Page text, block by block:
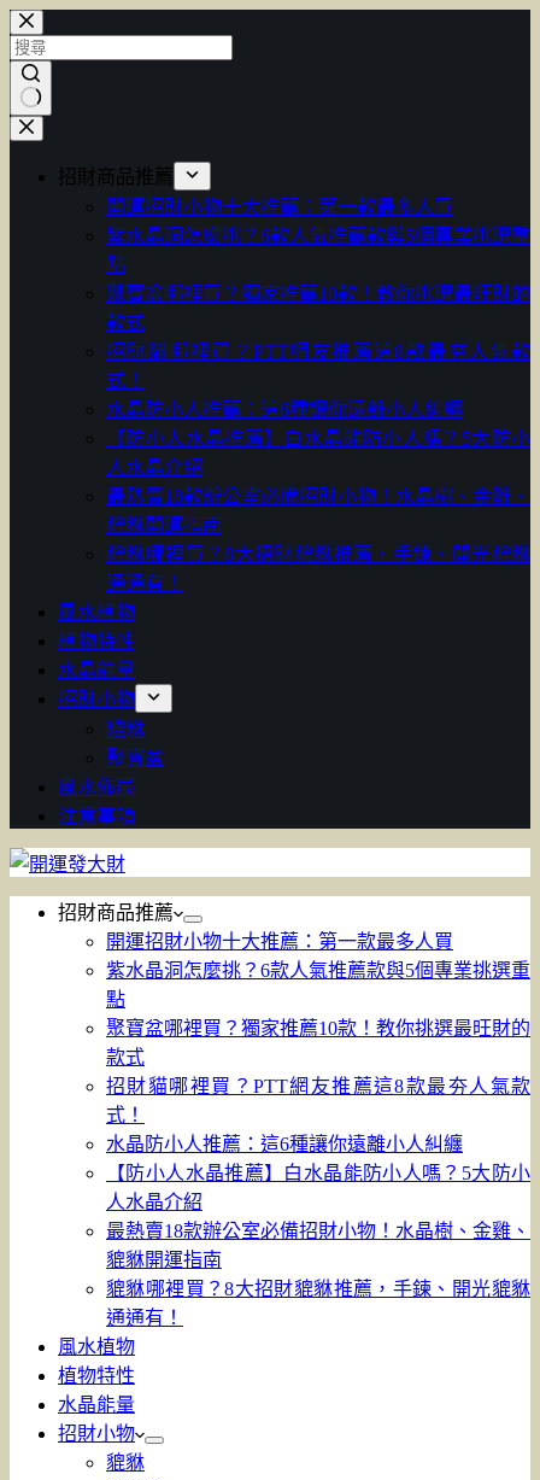
跳
至
主
要
內
找
招財商品推薦
開運招財小物十大推薦：第一款最多人買
紫水晶洞怎麼挑？6款人氣推薦款與5個專業挑選重
點
聚寶盆哪裡買？獨家推薦10款！教你挑選最旺財的
款式
招財貓哪裡買？PTT網友推薦這8款最夯人氣款
式！
水晶防小人推薦：這6種讓你遠離小人糾纏
【防小人水晶推薦】白水晶能防小人嗎？5大防小
人水晶介紹
最熱賣18款辦公室必備招財小物！水晶樹、金雞、
貔貅開運指南
貔貅哪裡買？8大招財貔貅推薦，手鍊、開光貔貅
通通有！
風水植物
植物特性
水晶能量
招財小物
貔貅
聚寶盆
風水佈局
注意事項
招財商品推薦
開運招財小物十大推薦：第一款最多人買
紫水晶洞怎麼挑？6款人氣推薦款與5個專業挑選重
點
聚寶盆哪裡買？獨家推薦10款！教你挑選最旺財的
款式
招財貓哪裡買？PTT網友推薦這8款最夯人氣款
式！
水晶防小人推薦：這6種讓你遠離小人糾纏
【防小人水晶推薦】白水晶能防小人嗎？5大防小
人水晶介紹
最熱賣18款辦公室必備招財小物！水晶樹、金雞、
貔貅開運指南
貔貅哪裡買？8大招財貔貅推薦，手鍊、開光貔貅
通通有！
風水植物
植物特性
水晶能量
招財小物
貔貅